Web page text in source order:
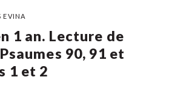
EVINA
1 an. Lecture de
90, 91 et
1 et 2